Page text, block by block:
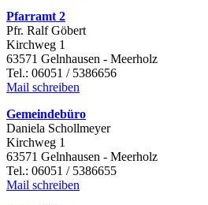
Pfarramt 2
Pfr. Ralf Göbert
Kirchweg 1
63571 Gelnhausen - Meerholz
Tel.: 06051 / 5386656
Mail schreiben
Gemeindebüro
Daniela Schollmeyer
Kirchweg 1
63571 Gelnhausen - Meerholz
Tel.: 06051 / 5386655
Mail schreiben